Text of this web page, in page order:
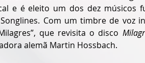
e é eleito um dos dez músicos
Com um timbre de voz
que revisita o disco
alemã Martin Hossbach.